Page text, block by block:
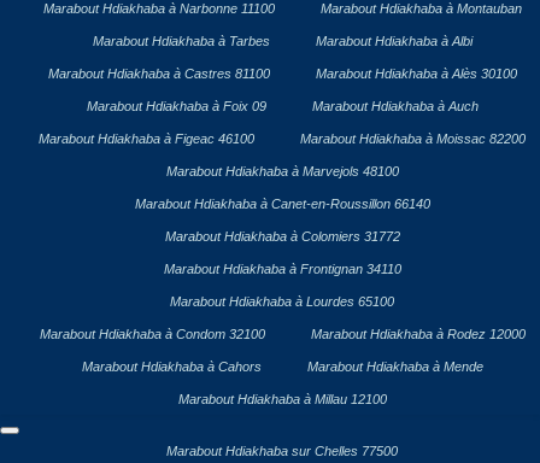
Marabout Hdiakhaba à Narbonne 11100 Marabout Hdiakhaba à Montauban
Marabout Hdiakhaba à Tarbes Marabout Hdiakhaba à Albi
Marabout Hdiakhaba à Castres 81100 Marabout Hdiakhaba à Alès 30100
Marabout Hdiakhaba à Foix 09 Marabout Hdiakhaba à Auch
Marabout Hdiakhaba à Figeac 46100 Marabout Hdiakhaba à Moissac 82200
Marabout Hdiakhaba à Marvejols 48100
Marabout Hdiakhaba à Canet-en-Roussillon 66140
Marabout Hdiakhaba à Colomiers 31772
Marabout Hdiakhaba à Frontignan 34110
Marabout Hdiakhaba à Lourdes 65100
Marabout Hdiakhaba à Condom 32100 Marabout Hdiakhaba à Rodez 12000
Marabout Hdiakhaba à Cahors Marabout Hdiakhaba à Mende
Marabout Hdiakhaba à Millau 12100
Marabout Hdiakhaba sur Chelles 77500